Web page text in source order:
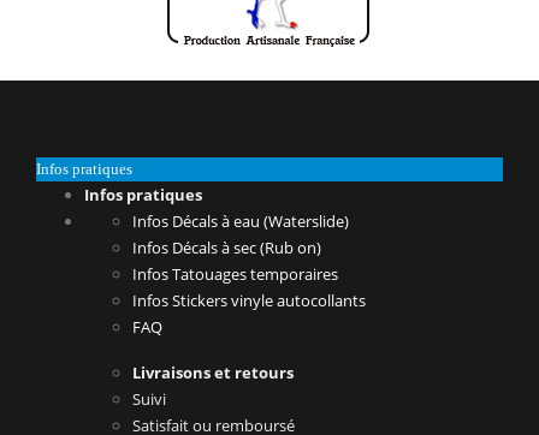
Infos pratiques
Infos pratiques
Infos Décals à eau (Waterslide)
Infos Décals à sec (Rub on)
Infos Tatouages temporaires
Infos Stickers vinyle autocollants
FAQ
Livraisons et retours
Suivi
Satisfait ou remboursé